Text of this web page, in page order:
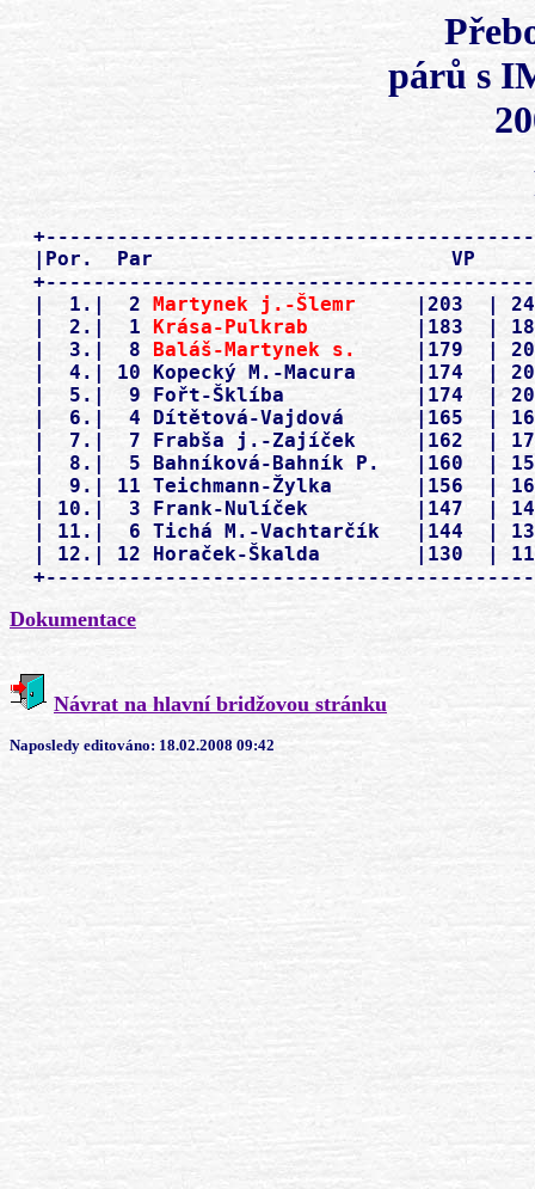
párů s
|Por.  Par                         VP
  |  1.|  2
Martynek j.-Šlemr
|203  |
  |  2.|  1
Krása-Pulkrab
|183  |
  |  3.|  8
Baláš-Martynek s.
|179  |
|  4.| 10 Kopecký M.-Macura     |174  |
|  5.|  9 Fořt-Šklíba           |174  |
|  6.|  4 Dítětová-Vajdová      |165  |
|  7.|  7 Frabša j.-Zajíček     |162  |
|  8.|  5 Bahníková-Bahník P.   |160  |
|  9.| 11 Teichmann-Žylka       |156  |
| 10.|  3 Frank-Nulíček         |147  |
| 11.|  6 Tichá M.-Vachtarčík   |144  |
| 12.| 12 Horaček-Škalda        |130  |
Dokumentace
Návrat na hlavní bridžovou stránku
Naposledy editováno: 18.02.2008 09:42